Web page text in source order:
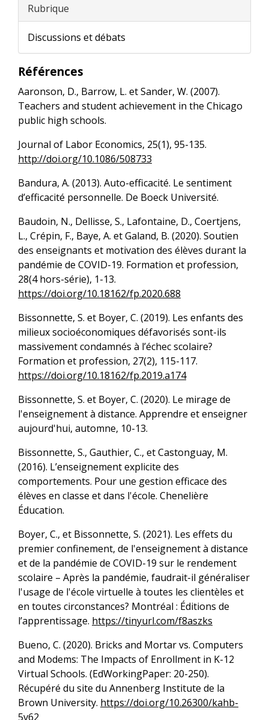
Rubrique
Discussions et débats
Références
Aaronson, D., Barrow, L. et Sander, W. (2007).
Teachers and student achievement in the Chicago
public high schools.
Journal of Labor Economics, 25(1), 95-135.
http://doi.org/10.1086/508733
Bandura, A. (2013). Auto-efficacité. Le sentiment
d’efficacité personnelle. De Boeck Université.
Baudoin, N., Dellisse, S., Lafontaine, D., Coertjens,
L., Crépin, F., Baye, A. et Galand, B. (2020). Soutien
des enseignants et motivation des élèves durant la
pandémie de COVID-19. Formation et profession,
28(4 hors-série), 1-13.
https://doi.org/10.18162/fp.2020.688
Bissonnette, S. et Boyer, C. (2019). Les enfants des
milieux socioéconomiques défavorisés sont-ils
massivement condamnés à l’échec scolaire?
Formation et profession, 27(2), 115-117.
https://doi.org/10.18162/fp.2019.a174
Bissonnette, S. et Boyer, C. (2020). Le mirage de
l'enseignement à distance. Apprendre et enseigner
aujourd'hui, automne, 10-13.
Bissonnette, S., Gauthier, C., et Castonguay, M.
(2016). L’enseignement explicite des
comportements. Pour une gestion efficace des
élèves en classe et dans l'école. Chenelière
Éducation.
Boyer, C., et Bissonnette, S. (2021). Les effets du
premier confinement, de l'enseignement à distance
et de la pandémie de COVID-19 sur le rendement
scolaire – Après la pandémie, faudrait-il généraliser
l'usage de l'école virtuelle à toutes les clientèles et
en toutes circonstances? Montréal : Éditions de
l’apprentissage. https://tinyurl.com/f8aszks
Bueno, C. (2020). Bricks and Mortar vs. Computers
and Modems: The Impacts of Enrollment in K-12
Virtual Schools. (EdWorkingPaper: 20-250).
Récupéré du site du Annenberg Institute de la
Brown University. https://doi.org/10.26300/kahb-
5v62